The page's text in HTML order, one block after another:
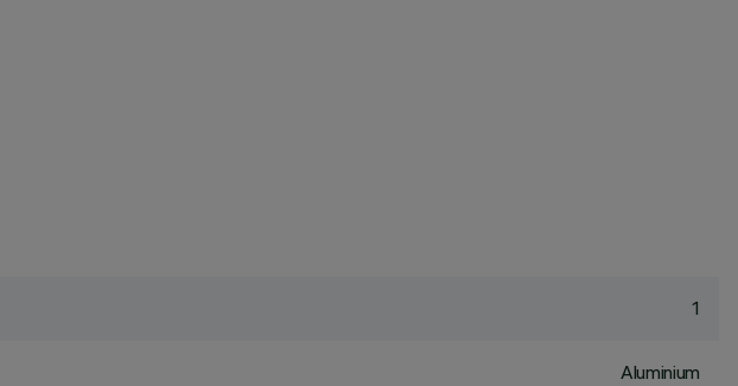
1
Aluminium